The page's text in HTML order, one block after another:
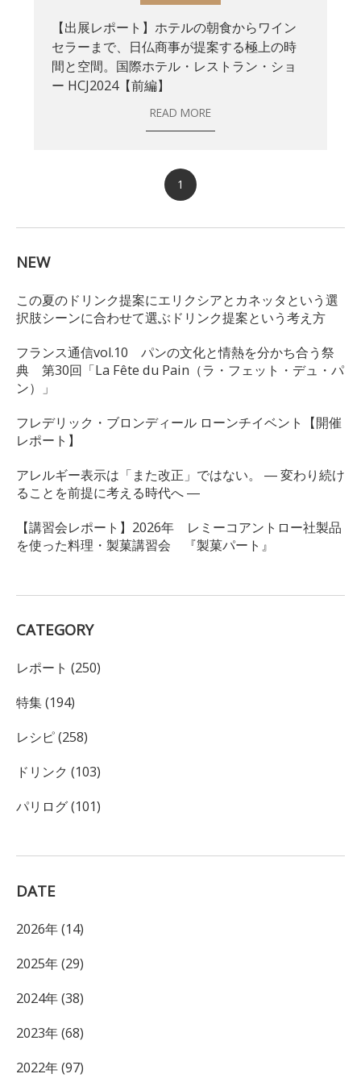
【出展レポート】ホテルの朝食からワイン
セラーまで、日仏商事が提案する極上の時
間と空間。国際ホテル・レストラン・ショ
ー HCJ2024【前編】
READ MORE
1
NEW
この夏のドリンク提案にエリクシアとカネッタという選
択肢シーンに合わせて選ぶドリンク提案という考え方
フランス通信vol.10 パンの文化と情熱を分かち合う祭
典 第30回「La Fête du Pain（ラ・フェット・デュ・パ
ン）」
フレデリック・ブロンディール ローンチイベント【開催
レポート】
アレルギー表示は「また改正」ではない。 ― 変わり続け
ることを前提に考える時代へ ―
【講習会レポート】2026年 レミーコアントロー社製品
を使った料理・製菓講習会 『製菓パート』
CATEGORY
レポート (250)
特集 (194)
レシピ (258)
ドリンク (103)
パリログ (101)
DATE
2026年 (14)
2025年 (29)
2024年 (38)
2023年 (68)
2022年 (97)